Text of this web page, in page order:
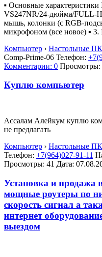
▪ Основные
VS247NR/24-дюйма/FULL-
мышь, колонки (с RGB-
микрофоном (все новое) ▪ 3.
Компьютер › Настольные ПК
Comp-Prime-06 Телефон:
Комментарии: 0 Просмотры:
Куплю компьютер
Ассалам Алейкум куплю
не предлагать
Компьютер › Настольные ПК
Телефон: +7(964)027-91-11
Просмотры: 41 Дата:
Установка и продажа
мощные роутеры по
скорость сигнал а
интернет
выездом